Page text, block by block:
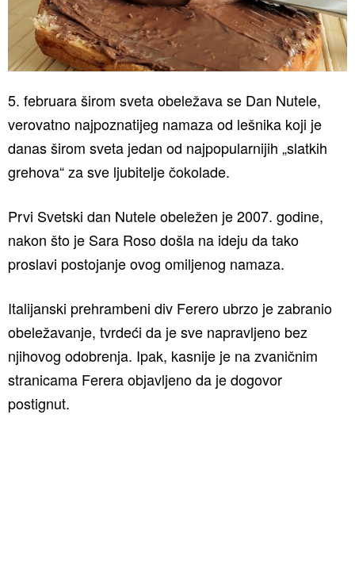
5. februara širom sveta obeležava se Dan Nutele,
verovatno najpoznatijeg namaza od lešnika koji je
danas širom sveta jedan od najpopularnijih „slatkih
grehova“ za sve ljubitelje čokolade.
Prvi Svetski dan Nutele obeležen je 2007. godine,
nakon što je Sara Roso došla na ideju da tako
proslavi postojanje ovog omiljenog namaza.
Italijanski prehrambeni div Ferero ubrzo je zabranio
obeležavanje, tvrdeći da je sve napravljeno bez
njihovog odobrenja. Ipak, kasnije je na zvaničnim
stranicama Ferera objavljeno da je dogovor
postignut.